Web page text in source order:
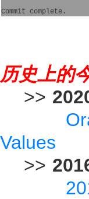
历史上的
>>
Values
>>